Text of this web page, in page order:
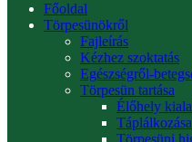
Főoldal
Törpesünökről
Fajleírás
Kézhez szoktatás
Egészségről-
Törpesün tartása
Élőhely
Táplálkozása
Törpesüni